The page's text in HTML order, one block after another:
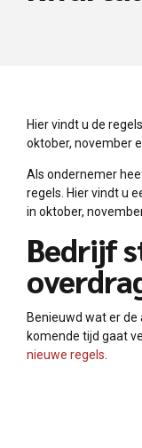
Hier vindt u de
oktober, november
Als ondernemer
regels. Hier vindt u
in oktober,
Bedrijf
Benieuwd wat er
komende tijd gaat
nieuwe regels